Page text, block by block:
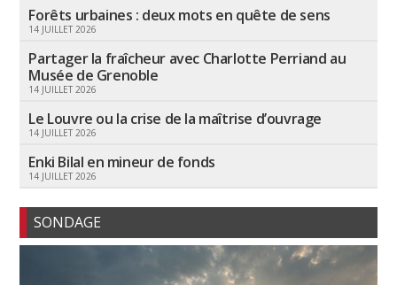
Forêts urbaines : deux mots en quête de sens
14 JUILLET 2026
Partager la fraîcheur avec Charlotte Perriand au
Musée de Grenoble
14 JUILLET 2026
Le Louvre ou la crise de la maîtrise d’ouvrage
14 JUILLET 2026
Enki Bilal en mineur de fonds
14 JUILLET 2026
SONDAGE